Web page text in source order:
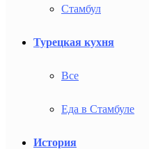
Стамбул
Турецкая кухня
Все
Еда в Стамбуле
История